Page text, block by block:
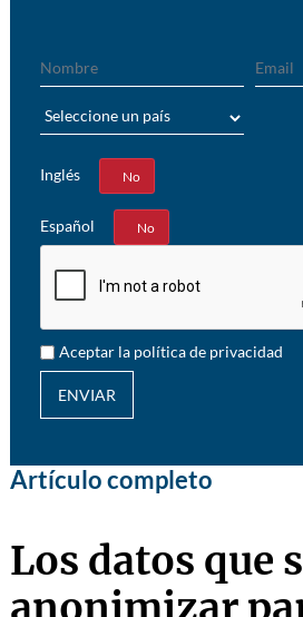
Inglés
Sí No
Español
Sí No
Aceptar la política de privacidad
ENVIAR
Artículo completo
Los datos que